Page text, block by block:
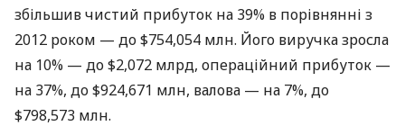
збільшив чистий прибуток на 39% в порівнянні з
2012 роком — до $754,054 млн. Його виручка зросла
на 10% — до $2,072 млрд, операційний прибуток —
на 37%, до $924,671 млн, валова — на 7%, до
$798,573 млн.